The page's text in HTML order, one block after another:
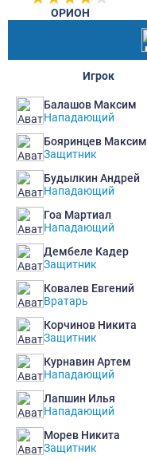
ОРИОН
Игрок
Балашов Максим
Нападающий
Бояринцев Максим
Защитник
Будылкин Андрей
Нападающий
Гоа Мартиал
Нападающий
Дембеле Кадер
Защитник
Ковалев Евгений
Вратарь
Корчинов Никита
Защитник
Курнавин Артем
Нападающий
Лапшин Илья
Нападающий
Морев Никита
Защитник